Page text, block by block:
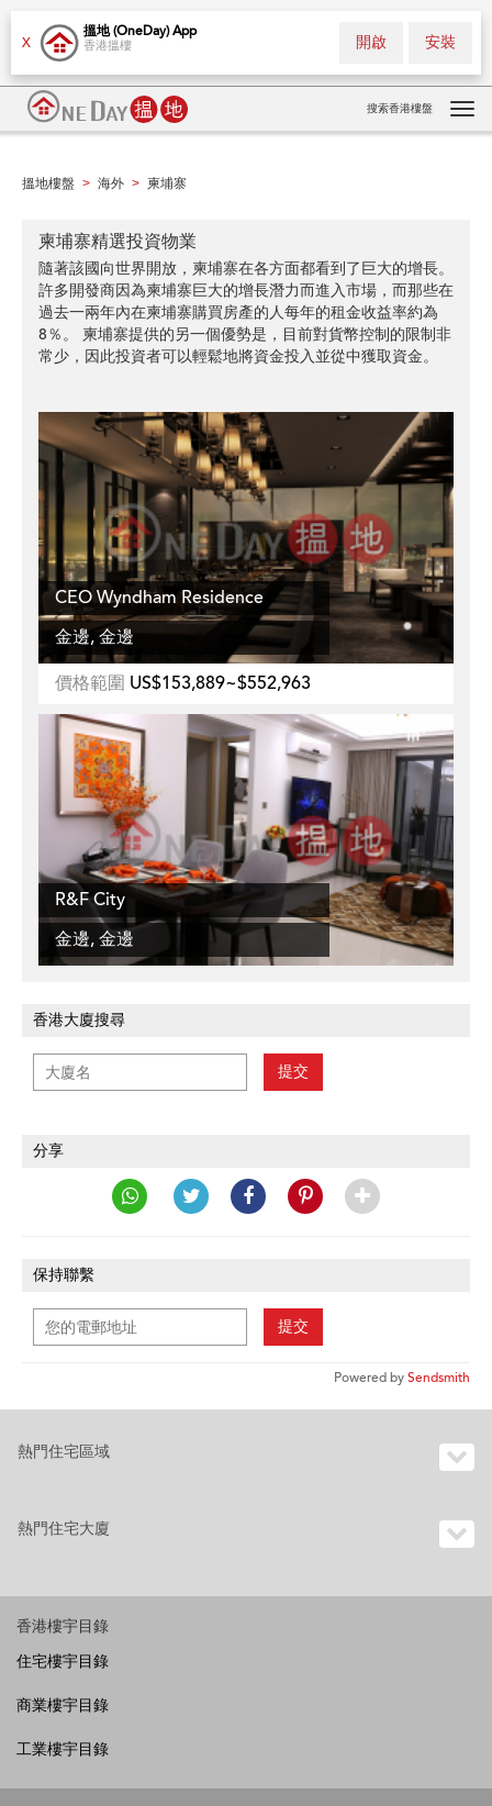
X
搵地 (OneDay) App
香港搵樓 安裝
開啟
搜索香港樓盤
搵地樓盤 > 海外 > 柬埔寨
柬埔寨精選投資物業
隨著該國向世界開放，柬埔寨在各方面都看到了巨大的增長。
許多開發商因為柬埔寨巨大的增長潛力而進入市場，而那些在
過去一兩年內在柬埔寨購買房產的人每年的租金收益率約為
8％。 柬埔寨提供的另一個優勢是，目前對貨幣控制的限制非
常少，因此投資者可以輕鬆地將資金投入並從中獲取資金。
CEO Wyndham Residence
金邊, 金邊
價格範圍 US$153,889~$552,963
R&F City
金邊, 金邊
香港大廈搜尋
提交
分享
保持聯繫
提交
Powered bySendsmith
熱門住宅區域
熱門住宅大廈
香港樓宇目錄
住宅樓宇目錄
商業樓宇目錄
工業樓宇目錄